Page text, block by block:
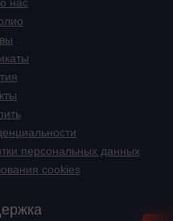
персональных данных
cookies